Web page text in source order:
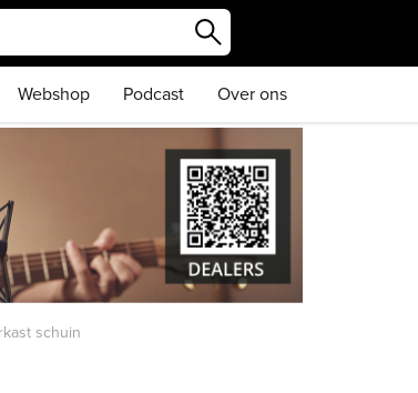
Webshop Podcast Over ons
schuin